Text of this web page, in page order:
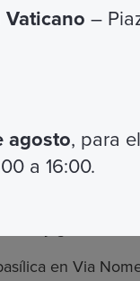
con
en la tumba
a lo
una serie de
mártir, quizás
romano con un
y gran devoto
en Via
Vaticano –
agosto, para
a 16:00.